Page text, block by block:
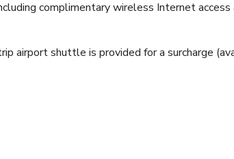
complimentary wireless Internet access
airport shuttle is provided for a surcharge